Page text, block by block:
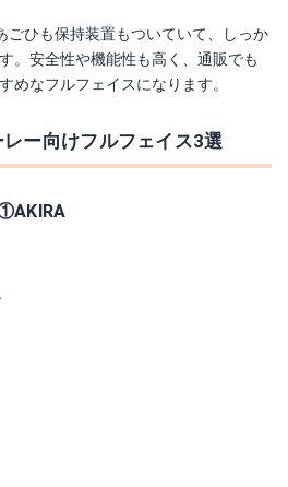
ごひも保持装置もついていて、しっか
。安全性や機能性も高く、通販でも
めなフルフェイスになります。
ー向けフルフェイス3選